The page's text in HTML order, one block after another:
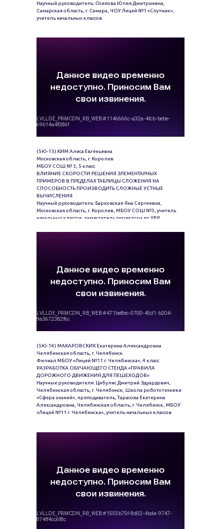
Научный руководитель: Осипова Юлия Дмитриевна,
Самарская область, г. Самара, ЧОУ Лицей №1 «Спутник»,
учитель начальных классов
(5Ю-13) КИМ Алиса Евгеньевна
Московская область, г. Королев
МБОУ СОШ № 3, 5 класс
ВЛИЯНИЕ СКОРОСТИ РЕШЕНИЯ ЭЛЕМЕНТАРНЫХ
ПРИМЕРОВ В ПРЕДЕЛАХ ТАБЛИЦЫ СЛОЖЕНИЯ НА
СПОСОБНОСТЬ ПРОИЗВОДИТЬ СЛОЖНЫЕ УСТНЫЕ
ВЫЧИСЛЕНИЯ
Научный руководитель: Барковская Яна Сергеевна,
Московская область, г. Королев, МБОУ СОШ №3, учитель
начальных классов, заместитель директора по УВР
(5Ю-14) МАКАРОВСКИХ Екатерина Александровна
Челябинская область, г. Челябинск
Филиал МБОУ «Лицей №11 г. Челябинска», 4 класс
РАЗРАБОТКА ОБУЧАЮЩЕГО СТЕНДА «ПРАВИЛА
ДОРОЖНОГО ДВИЖЕНИЯ ДЛЯ ПЕШЕХОДОВ»
Научные руководители: Цибулис Дмитрий Эдуардович,
Челябинская область, г. Челябинск, Школа робототехники
«Сфера знаний», преподаватель, Тарасова Екатерина
Александровна, Челябинская область, г. Челябинск, МБОУ
«Лицей №11 г. Челябинска», учитель начальных классов